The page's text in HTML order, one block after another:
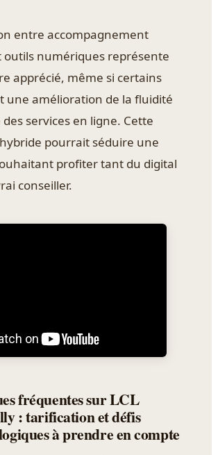
entre accompagnement
outils numériques représente
apprécié, même si certains
une amélioration de la fluidité
services en ligne. Cette
pourrait séduire une
profiter tant du digital
conseiller.
fréquentes sur LCL
: tarification et défis
à prendre en compte